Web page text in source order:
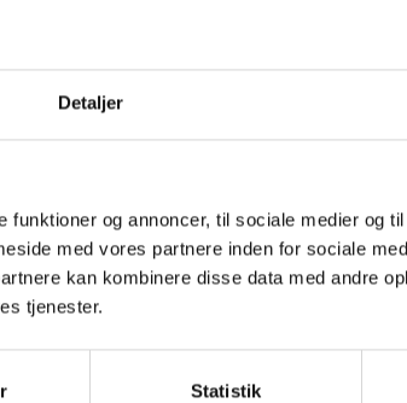
Detaljer
og annoncer, til sociale medier og
med vores partnere inden for sociale
kan kombinere disse data med andre
tjenester.
Statistik
Plastkrukke Venedig, grafit